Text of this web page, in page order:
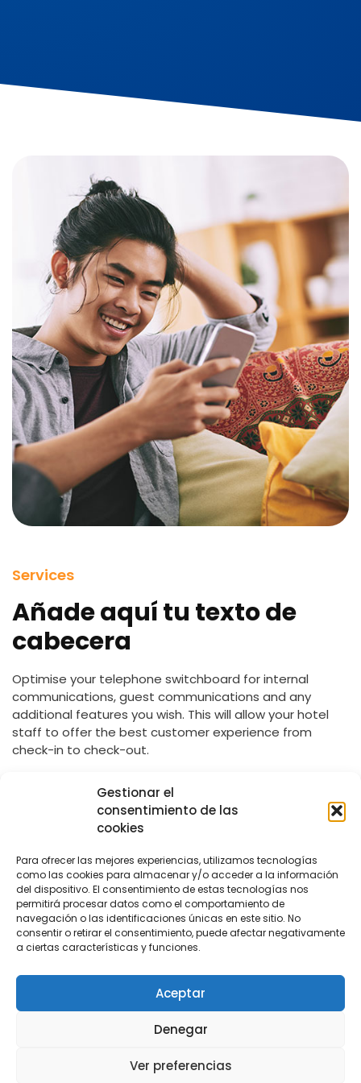
Gestionar el
consentimiento de las
cookies
Para ofrecer las mejores experiencias, utilizamos tecnologías
como las cookies para almacenar y/o acceder a la información
del dispositivo. El consentimiento de estas tecnologías nos
permitirá procesar datos como el comportamiento de
navegación o las identificaciones únicas en este sitio. No
consentir o retirar el consentimiento, puede afectar negativamente
a ciertas características y funciones.
Aceptar
Denegar
Ver preferencias
Services
Añade aquí tu texto de
cabecera
Optimise your telephone switchboard for internal
communications, guest communications and any
additional features you wish. This will allow your hotel
staff to offer the best customer experience from
check-in to check-out.
Manage the different services through a single
system.
Control and manage communications
Contact us